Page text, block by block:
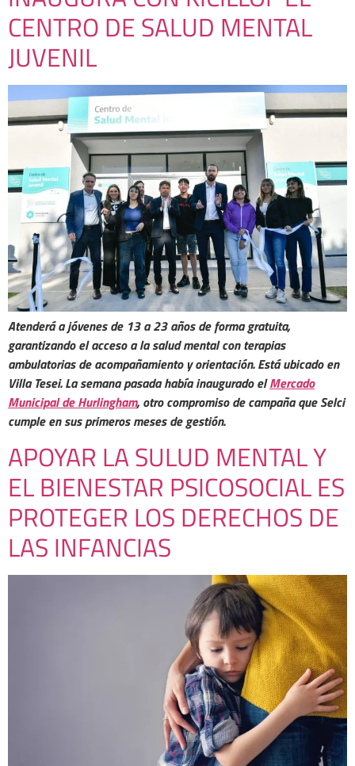
CENTRO DE SALUD MENTAL
JUVENIL
Atenderá a jóvenes de 13 a 23 años de forma gratuita,
garantizando el acceso a la salud mental con terapias
ambulatorias de acompañamiento y orientación. Está ubicado en
Villa Tesei. La semana pasada había inaugurado elMercado
Municipal de Hurlingham, otro compromiso de campaña que Selci
cumple en sus primeros meses de gestión.
APOYAR LA SULUD MENTAL Y
EL BIENESTAR PSICOSOCIAL ES
PROTEGER LOS DERECHOS DE
LAS INFANCIAS